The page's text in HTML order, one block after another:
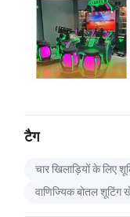
टैग
चार खिलाड़ियों के लिए
वाणिज्यिक बोतल शूटिंग